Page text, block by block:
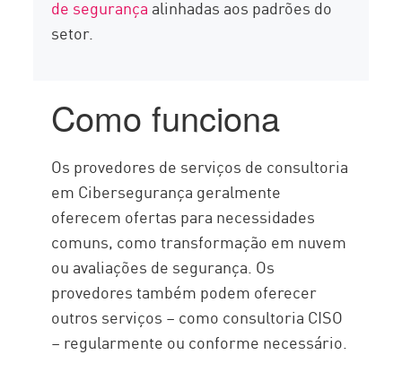
de segurança alinhadas aos padrões do
setor.
Como funciona
Os provedores de serviços de consultoria
em Cibersegurança geralmente
oferecem ofertas para necessidades
comuns, como transformação em nuvem
ou avaliações de segurança. Os
provedores também podem oferecer
outros serviços – como consultoria CISO
– regularmente ou conforme necessário.